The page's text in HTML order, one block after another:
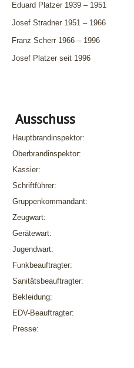
Eduard Platzer 1939 – 1951
Josef Stradner 1951 – 1966
Franz Scherr 1966 – 1996
Josef Platzer seit 1996
Ausschuss
Hauptbrandinspektor:
Oberbrandinspektor:
Kassier:
Schriftführer:
Gruppenkommandant:
Zeugwart:
Gerätewart:
Jugendwart:
Funkbeauftragter:
Sanitätsbeauftragter:
Bekleidung:
EDV-Beauftragter:
Presse: